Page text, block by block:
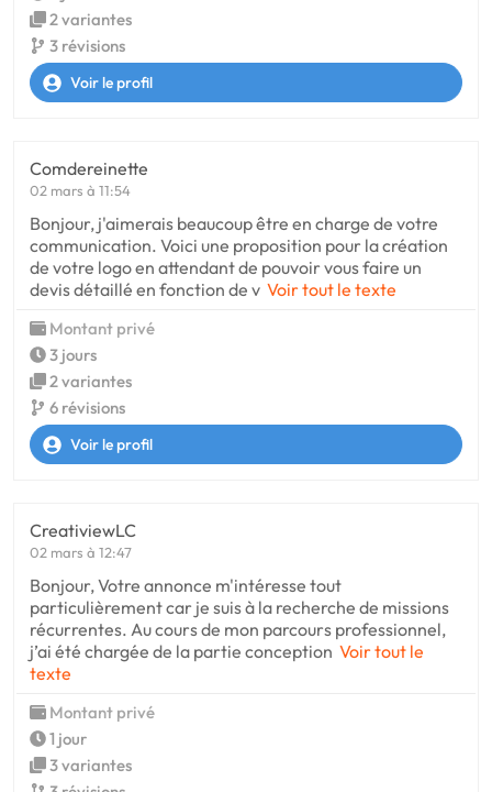
2 variantes
3 révisions
Voir le profil
Comdereinette
02 mars à 11:54
Bonjour, j'aimerais beaucoup être en charge de votre
communication. Voici une proposition pour la création
de votre logo en attendant de pouvoir vous faire un
devis détaillé en fonction de v Voir tout le texte
Montant privé
3 jours
2 variantes
6 révisions
Voir le profil
CreativiewLC
02 mars à 12:47
Bonjour, Votre annonce m'intéresse tout
particulièrement car je suis à la recherche de missions
récurrentes. Au cours de mon parcours professionnel,
j’ai été chargée de la partie conception Voir tout le
texte
Montant privé
1 jour
3 variantes